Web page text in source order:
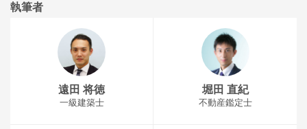
執筆者
遠田 将徳
一級建築士
堀田 直紀
不動産鑑定士